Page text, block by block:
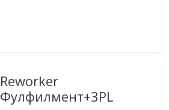
Reworker
Фулфилмент+3PL